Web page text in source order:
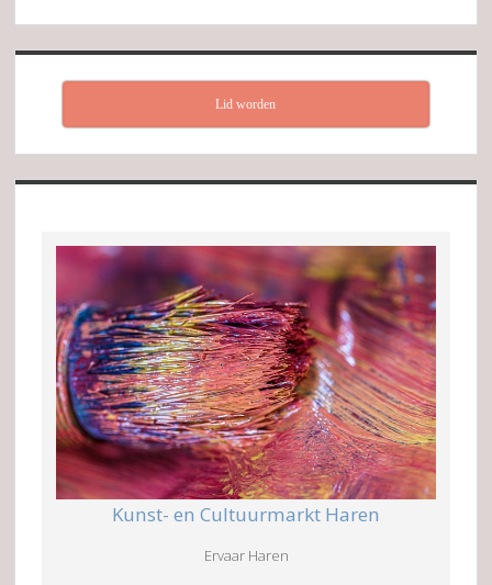
Lid worden
Kunst- en Cultuurmarkt Haren
Ervaar Haren